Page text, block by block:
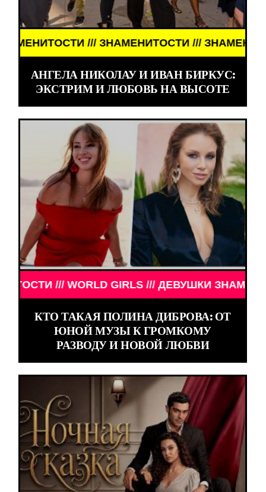
/// ЗНАМЕНИТОСТИ ///
АНГЕЛА НИКОЛАУ И ИВАН БИРКУС:
ЭКСТРИМ И ЛЮБОВЬ НА ВЫСОТЕ
ЗНАМЕНИТОСТИ /// WORLD GIRLS ///
КТО ТАКАЯ ПОЛИНА ДИБРОВА: ОТ
ЮНОЙ МУЗЫ К ГРОМКОМУ
РАЗВОДУ И НОВОЙ ЛЮБВИ